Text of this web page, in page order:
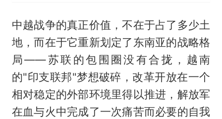
中越战争的真正价值，不在于占了多少土
地，而在于它重新划定了东南亚的战略格
局——苏联的包围圈没有合拢，越南
的"印支联邦"梦想破碎，改革开放在一个
相对稳定的外部环境里得以推进，解放军
在血与火中完成了一次痛苦而必要的自我